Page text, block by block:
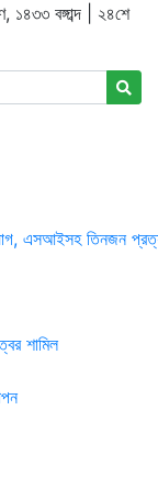
১৪৩৩ বঙ্গাব্দ | ২৪শে
এসআইসহ তিনজন
শামিল